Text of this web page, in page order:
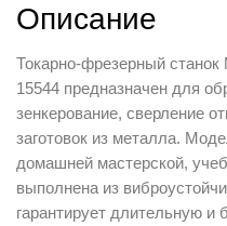
Описание
Токарно-фрезерный
15544 предназначен для
зенкерование, сверление
заготовок из металла.
домашней мастерской,
выполнена из
гарантирует длительную и